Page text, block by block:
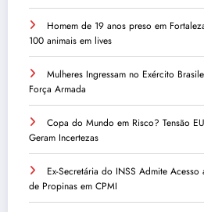
Homem de 19 anos preso em
100 animais em lives
Mulheres Ingressam no Exército
Força Armada
Copa do Mundo em Risco? Tensão
Geram Incertezas
Ex-Secretária do INSS Admite
de Propinas em CPMI